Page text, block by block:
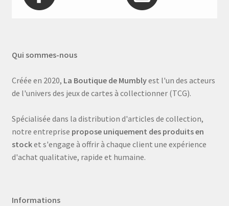
Qui sommes-nous
Créée en 2020, La Boutique de Mumblyest l'un des acteurs
de l'univers des jeux de cartes à collectionner (TCG).
Spécialisée dans la distribution d'articles de collection,
notre entreprise propose uniquement des produits en
stocket s'engage à offrir à chaque client une expérience
d'achat qualitative, rapide et humaine.
Informations